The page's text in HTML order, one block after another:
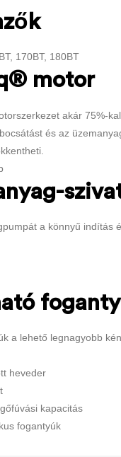
motor
akár 75%-
és az
a könnyű indítás
a lehető legnagyobb
heveder
kapacitás
fogantyúk